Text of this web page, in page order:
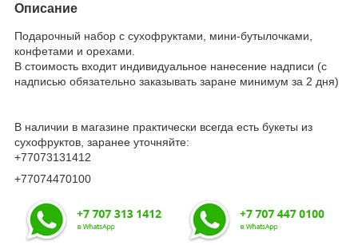
Описание
Подарочный набор с сухофруктами, мини-бутылочками,
конфетами и орехами.
В стоимость входит индивидуальное нанесение надписи (с
надписью обязательно заказывать заране минимум за 2 дня)
В наличии в магазине практически всегда есть букеты из
сухофруктов, заранее уточняйте:
+77073131412
+77074470100